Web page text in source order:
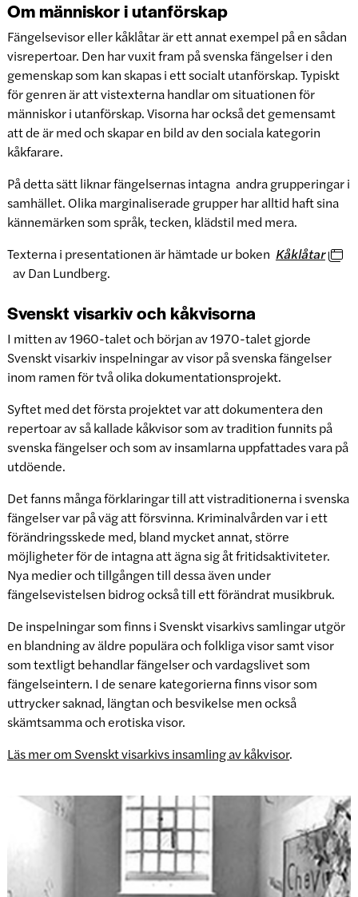
Om människor i utanförskap
Fängelsevisor eller kåklåtar är ett annat exempel på en sådan
visrepertoar. Den har vuxit fram på svenska fängelser i den
gemenskap som kan skapas i ett socialt utanförskap. Typiskt
för genren är att vistexterna handlar om situationen för
människor i utanförskap. Visorna har också det gemensamt
att de är med och skapar en bild av den sociala kategorin
kåkfarare.
På detta sätt liknar fängelsernas intagna andra grupperingar i
samhället. Olika marginaliserade grupper har alltid haft sina
kännemärken som språk, tecken, klädstil med mera.
Texterna i presentationen är hämtade ur boken Kåklåtar
av Dan Lundberg.
Svenskt visarkiv och kåkvisorna
I mitten av 1960-talet och början av 1970-talet gjorde
Svenskt visarkiv inspelningar av visor på svenska fängelser
inom ramen för två olika dokumentationsprojekt.
Syftet med det första projektet var att dokumentera den
repertoar av så kallade kåkvisor som av tradition funnits på
svenska fängelser och som av insamlarna uppfattades vara på
utdöende.
Det fanns många förklaringar till att vistraditionerna i svenska
fängelser var på väg att försvinna. Kriminalvården var i ett
förändringsskede med, bland mycket annat, större
möjligheter för de intagna att ägna sig åt fritidsaktiviteter.
Nya medier och tillgången till dessa även under
fängelsevistelsen bidrog också till ett förändrat musikbruk.
De inspelningar som finns i Svenskt visarkivs samlingar utgör
en blandning av äldre populära och folkliga visor samt visor
som textligt behandlar fängelser och vardagslivet som
fängelseintern. I de senare kategorierna finns visor som
uttrycker saknad, längtan och besvikelse men också
skämtsamma och erotiska visor.
Läs mer om Svenskt visarkivs insamling av kåkvisor.